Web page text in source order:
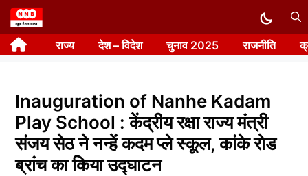
Skip
to
content राज्य देश – विदेश चुनाव 2025 राजनीति
Inauguration of Nanhe Kadam
Play School : केंद्रीय रक्षा राज्य मंत्री
संजय सेठ ने नन्हें कदम प्ले स्कूल, कांके रोड
ब्रांच का किया उद्घाटन